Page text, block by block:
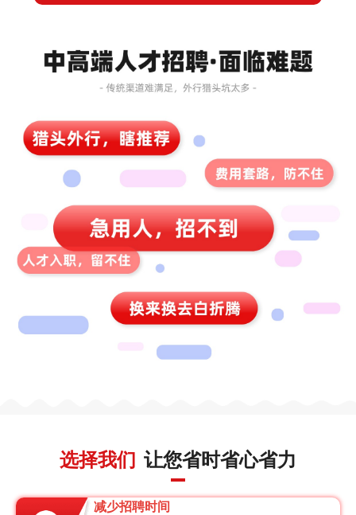
选择我们 让您省时省心省力
减少招聘时间